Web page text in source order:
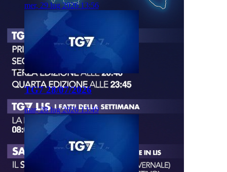
mer, 29 lug 2026 13:56
TG7 28/07/2026
mar, 28 lug 2026 13:49